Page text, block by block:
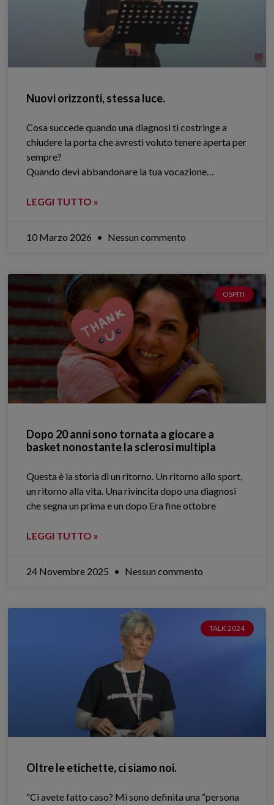
Nuovi orizzonti, stessa luce.
Cosa succede quando una diagnosi ti costringe a
chiudere la porta che avresti voluto tenere aperta per
sempre?
Quando devi abbandonare la tua vocazione…
LEGGI TUTTO »
10 Marzo 2026 Nessun commento
OSPITI
Dopo 20 anni sono tornata a giocare a
basket nonostante la sclerosi multipla
Questa è la storia di un ritorno. Un ritorno allo sport,
un ritorno alla vita. Una rivincita dopo una diagnosi
che segna un prima e un dopo Era fine ottobre
LEGGI TUTTO »
24 Novembre 2025 Nessun commento
TALK 2024
Oltre le etichette, ci siamo noi.
“Ci avete fatto caso? Mi sono definita una “persona